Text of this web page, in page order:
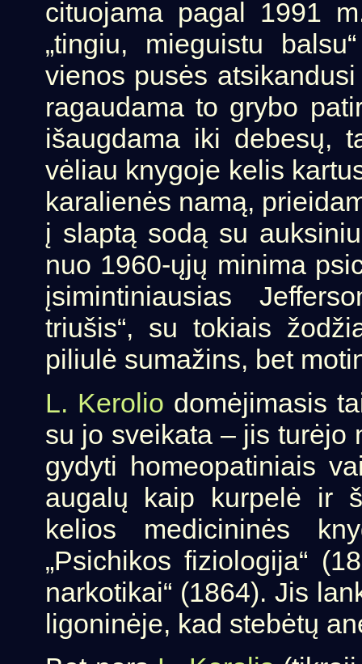
cituojama pagal 1991
„tingiu, mieguistu
vienos pusės
ragaudama to grybo
išaugdama iki debesų,
vėliau knygoje kelis
karalienės namą,
į slaptą sodą su
nuo 1960-ųjų minima
įsimintiniausias
triušis“, su tokiais
piliulė sumažins, bet
L. Kerolio domėjimasis
su jo sveikata – jis turėjo
gydyti homeopatiniais
augalų kaip kurpelė ir
kelios medicininės
„Psichikos fiziologija“
narkotikai“ (1864). Jis
ligoninėje, kad stebėtų